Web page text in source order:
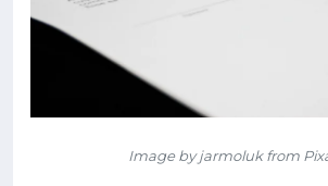
Image by jarmoluk from